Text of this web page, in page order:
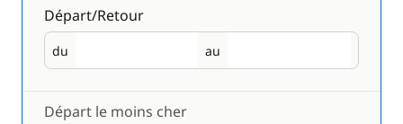
Départ/Retour
du
Départ au
Retour
Départ le moins cher